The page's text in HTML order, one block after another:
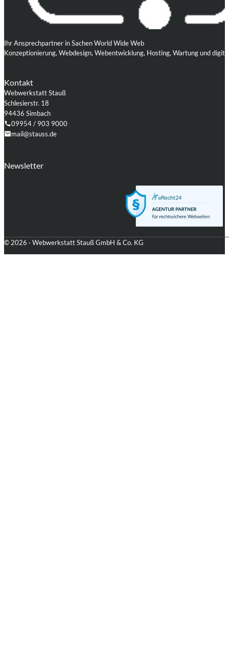
Ihr Ansprechpartner in Sachen World Wide Web
Konzeptionierung, Webdesign, Webentwicklung, Hosting, Wartung und
Kontakt
Webwerkstatt Stauß
Schlesierstr. 18
94436 Simbach
09954 / 903 9000
mail@stauss.de
Newsletter
© 2026 · Webwerkstatt Stauß GmbH & Co. KG